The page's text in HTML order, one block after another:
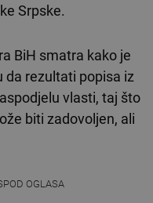
Srpske.
BiH smatra kako je
da rezultati popisa iz
vlasti, taj što
biti zadovoljen, ali
OGLASA